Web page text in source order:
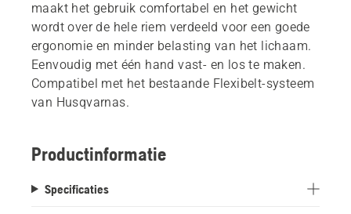
maakt het gebruik comfortabel en het gewicht
wordt over de hele riem verdeeld voor een goede
ergonomie en minder belasting van het lichaam.
Eenvoudig met één hand vast- en los te maken.
Compatibel met het bestaande Flexibelt-systeem
van Husqvarnas.
Productinformatie
Specificaties